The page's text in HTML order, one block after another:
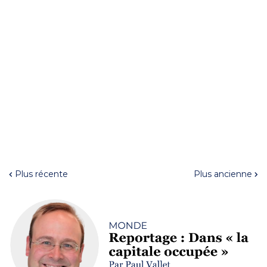
Plus récente Plus ancienne